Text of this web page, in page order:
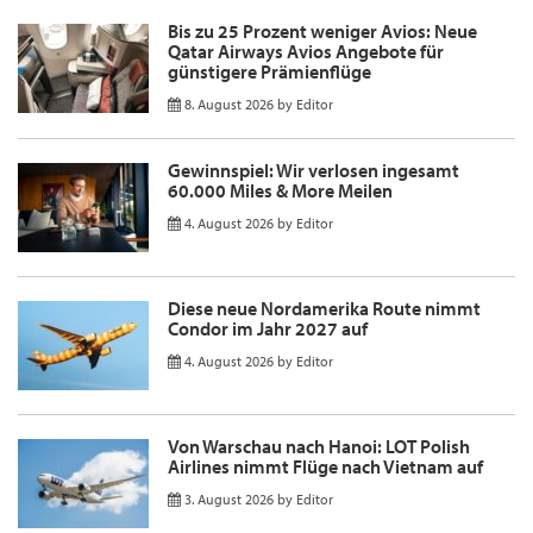
Bis zu 25 Prozent weniger Avios: Neue
Qatar Airways Avios Angebote für
günstigere Prämienflüge
8. August 2026 by Editor
Gewinnspiel: Wir verlosen ingesamt
60.000 Miles & More Meilen
4. August 2026 by Editor
Diese neue Nordamerika Route nimmt
Condor im Jahr 2027 auf
4. August 2026 by Editor
Von Warschau nach Hanoi: LOT Polish
Airlines nimmt Flüge nach Vietnam auf
3. August 2026 by Editor